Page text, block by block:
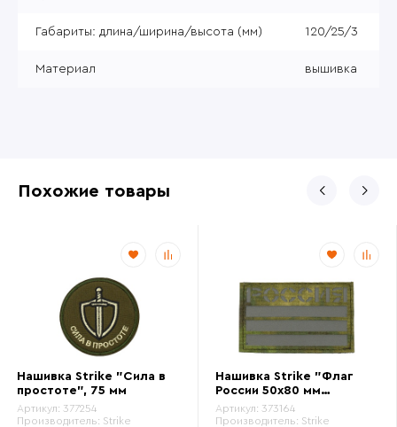
Габариты: длина/ширина/высота (мм) 120/25/3
Материал вышивка
Похожие товары
Нашивка Strike "Сила в
простоте", 75 мм
Артикул: 377254
Производитель: Strike
Нашивка Strike "Флаг
России 50х80 мм
светоотражающий", A-
TACS FG, лазерная резка
Артикул: 373164
Производитель: Strike